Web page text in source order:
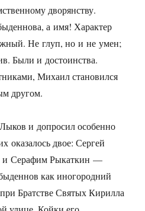
дворянству.
а имя! Характер
Не глуп, но и не умен;
Были и достоинства.
Михаил становился
другом.
и допросил особенно
оказалось двое: Сергей
и Серафим Рыкаткин —
как иногородний
Братстве Святых Кирилла